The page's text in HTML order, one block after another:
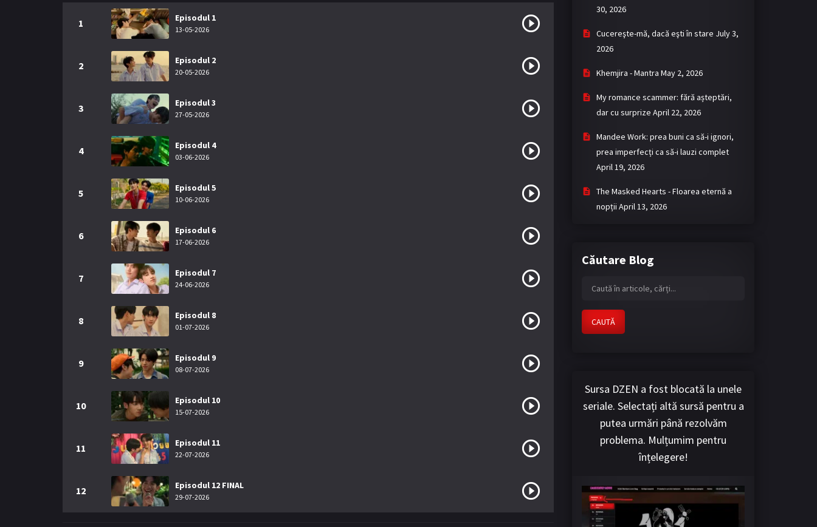
1 Episodul 1
13-05-2026
2 Episodul 2
20-05-2026
3 Episodul 3
27-05-2026
4 Episodul 4
03-06-2026
5 Episodul 5
10-06-2026
6 Episodul 6
17-06-2026
7 Episodul 7
24-06-2026
8 Episodul 8
01-07-2026
9 Episodul 9
08-07-2026
10 Episodul 10
15-07-2026
11 Episodul 11
22-07-2026
12 Episodul 12 FINAL
29-07-2026
30, 2026
Cucereşte-mă, dacă eşti în stare July 3,
2026
Khemjira - Mantra May 2, 2026
My romance scammer: fără așteptări,
dar cu surprize April 22, 2026
Mandee Work: prea buni ca să-i ignori,
prea imperfecți ca să-i lauzi complet
April 19, 2026
The Masked Hearts - Floarea eternă a
nopții April 13, 2026
Căutare Blog
CAUTĂ
Sursa DZEN a fost blocată la unele
seriale. Selectați altă sursă pentru a
putea urmări până rezolvăm
problema. Mulțumim pentru
înțelegere!